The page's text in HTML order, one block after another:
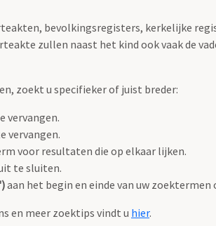
bevolkingsregisters, kerkelijke
zullen naast het kind ook vaak de
zoekt u specifieker of juist breder:
vervangen.
vervangen.
voor resultaten die op elkaar lijken.
te sluiten.
aan het begin en einde van uw
en meer zoektips vindt u hier.